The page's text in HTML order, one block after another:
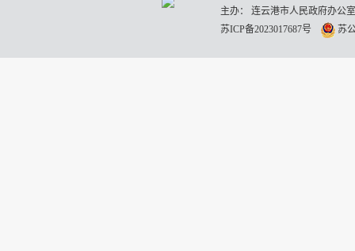
主办： 连云港市人民政府办
苏ICP备2023017687号
苏